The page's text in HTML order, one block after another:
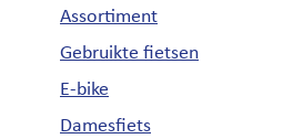
Assortiment
Gebruikte fietsen
E-bike
Damesfiets